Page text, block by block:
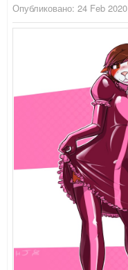
Опубликовано: 24 Feb 2020